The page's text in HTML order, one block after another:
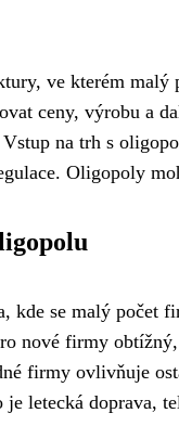
ve kterém malý
ceny, výrobu a
na trh s
Oligopoly
kde se malý počet
nové firmy
firmy ovlivňuje
letecká doprava,